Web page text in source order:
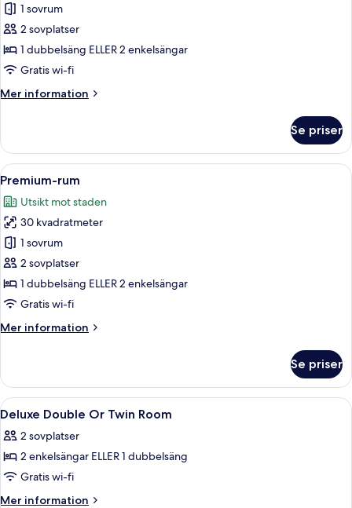
Deluxe
dubbelrum
eller
tvåbäddsrum
1 sovrum
2 sovplatser
1 dubbelsäng ELLER 2 enkelsängar
Gratis wi-fi
Mer information
Mer
dubbelrum
eller
tvåbäddsrum
Se priser
Öppna
alla
foton
för
Premium-
rum
Ett hotellrum med en stor säng, ett
6
Premium-rum
Utsikt mot staden
30 kvadratmeter
1 sovrum
2 sovplatser
1 dubbelsäng ELLER 2 enkelsängar
Gratis wi-fi
Mer information
Mer
rum
Se priser
Öppna
alla
foton
för
Deluxe
Double
9
Deluxe Double Or Twin Room
2 sovplatser
2 enkelsängar ELLER 1 dubbelsäng
Gratis wi-fi
Mer information
Mer